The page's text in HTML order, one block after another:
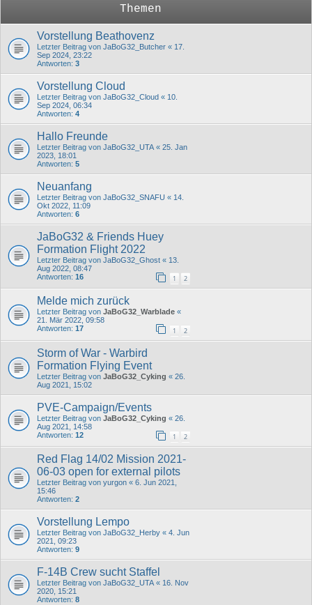
Themen
Vorstellung Beathovenz
Letzter Beitrag von JaBoG32_Butcher « 17.
Sep 2024, 23:22
Antworten: 3
Vorstellung Cloud
Letzter Beitrag von JaBoG32_Cloud « 10.
Sep 2024, 06:34
Antworten: 4
Hallo Freunde
Letzter Beitrag von JaBoG32_UTA « 25. Jan
2023, 18:01
Antworten: 5
Neuanfang
Letzter Beitrag von JaBoG32_SNAFU « 14.
Okt 2022, 11:09
Antworten: 6
JaBoG32 & Friends Huey
Formation Flight 2022
Letzter Beitrag von JaBoG32_Ghost « 13.
Aug 2022, 08:47
Antworten: 16 1 2
Melde mich zurück
Letzter Beitrag von JaBoG32_Warblade «
21. Mär 2022, 09:58
Antworten: 17 1 2
Storm of War - Warbird
Formation Flying Event
Letzter Beitrag von JaBoG32_Cyking « 26.
Aug 2021, 15:02
PVE-Campaign/Events
Letzter Beitrag von JaBoG32_Cyking « 26.
Aug 2021, 14:58
Antworten: 12 1 2
Red Flag 14/02 Mission 2021-
06-03 open for external pilots
Letzter Beitrag von yurgon « 6. Jun 2021,
15:46
Antworten: 2
Vorstellung Lempo
Letzter Beitrag von JaBoG32_Herby « 4. Jun
2021, 09:23
Antworten: 9
F-14B Crew sucht Staffel
Letzter Beitrag von JaBoG32_UTA« 16. Nov
2020, 15:21
Antworten: 8